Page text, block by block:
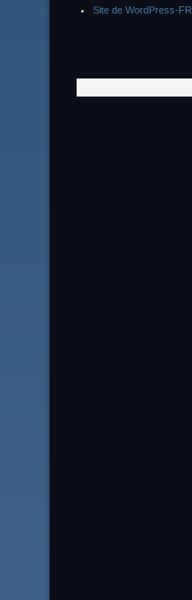
Site de WordPress-FR